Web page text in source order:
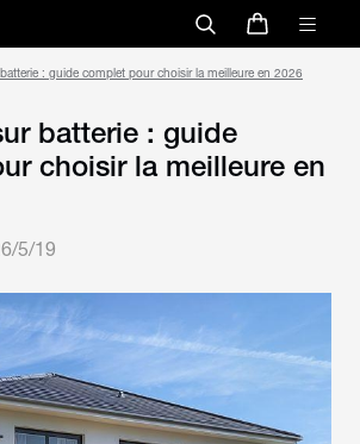
: guide complet pour choisir la meilleure en 2026
batterie : guide
choisir la meilleure en
5/19